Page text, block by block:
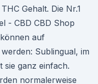
Gehalt. Die Nr.1
- CBD CBD Shop
auf
Sublingual, im
sie ganz einfach.
normalerweise